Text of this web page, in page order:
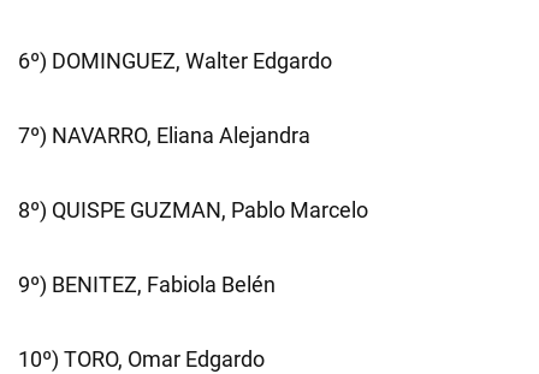
6º) DOMINGUEZ, Walter Edgardo
7º) NAVARRO, Eliana Alejandra
8º) QUISPE GUZMAN, Pablo Marcelo
9º) BENITEZ, Fabiola Belén
10º) TORO, Omar Edgardo